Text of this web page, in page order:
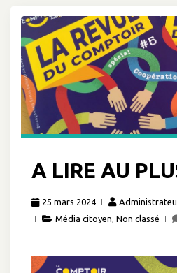
A LIRE AU
25 mars 2024
Média citoyen Non classé